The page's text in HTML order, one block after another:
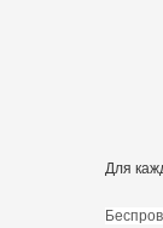
Для